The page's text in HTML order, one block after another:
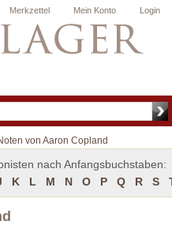
Login
Mein Konto
Merkzettel
von Aaron Copland
nach Anfangsbuchstaben:
K L M N O P Q R S